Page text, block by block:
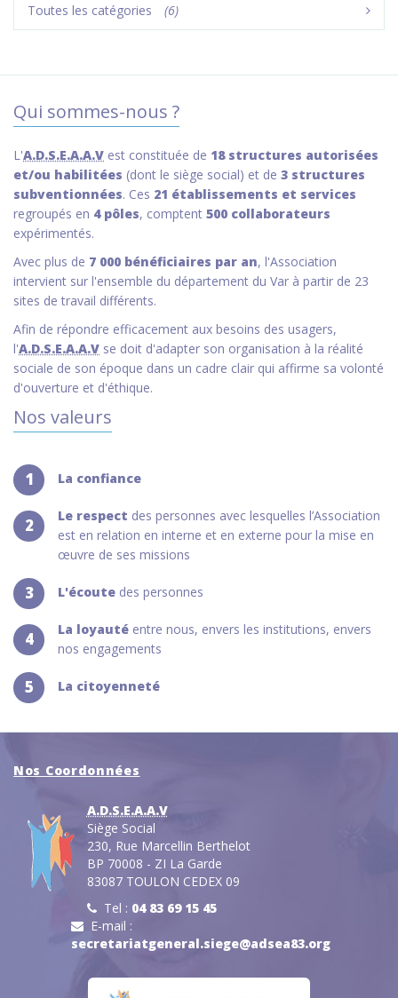
Toutes les catégories (6)
Qui sommes-nous ?
L'A.D.S.E.A.A.V est constituée de 18 structures autorisées
et/ou habilitées (dont le siège social) et de 3 structures
subventionnées. Ces 21 établissements et services
regroupés en 4 pôles, comptent 500 collaborateurs
expérimentés.
Avec plus de 7 000 bénéficiaires par an, l'Association
intervient sur l'ensemble du département du Var à partir de 23
sites de travail différents.
Afin de répondre efficacement aux besoins des usagers,
l'A.D.S.E.A.A.V se doit d'adapter son organisation à la réalité
sociale de son époque dans un cadre clair qui affirme sa volonté
d'ouverture et d'éthique.
Nos valeurs
1 La confiance
2 Le respect des personnes avec lesquelles l’Association
est en relation en interne et en externe pour la mise en
œuvre de ses missions
3 L'écoute des personnes
4 La loyauté entre nous, envers les institutions, envers
nos engagements
5 La citoyenneté
Nos Coordonnées
A.D.S.E.A.A.V
Siège Social
230, Rue Marcellin Berthelot
BP 70008 - ZI La Garde
83087 TOULON CEDEX 09
Tel : 04 83 69 15 45
E-mail :
secretariatgeneral.siege@adsea83.org